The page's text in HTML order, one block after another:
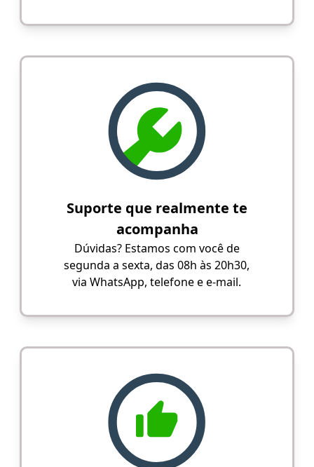
Suporte que realmente te
acompanha
Dúvidas? Estamos com você de
segunda a sexta, das 08h às 20h30,
via WhatsApp, telefone e e-mail.